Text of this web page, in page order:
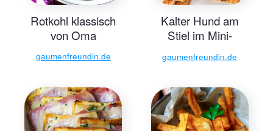
Rotkohl klassisch
von Oma
gaumenfreundin.de
Kalter Hund am
Stiel im Mini-
Format
gaumenfreundin.de